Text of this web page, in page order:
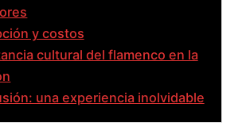
y costos
cultural del flamenco en la
una experiencia inolvidable